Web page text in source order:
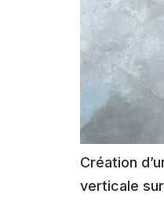
Création
verticale